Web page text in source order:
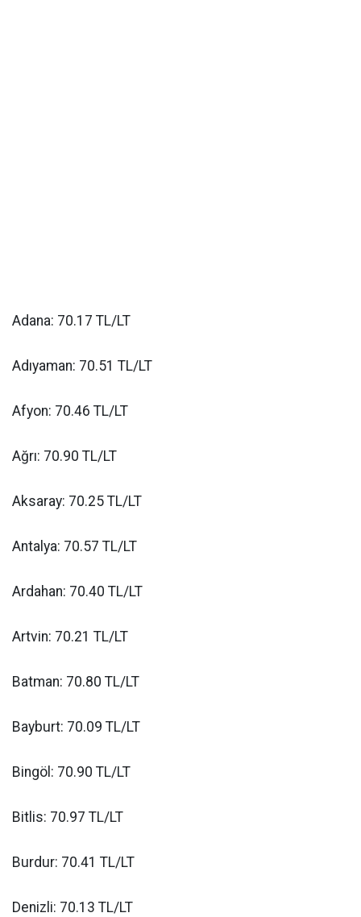
Adana: 70.17 TL/LT
Adıyaman: 70.51 TL/LT
Afyon: 70.46 TL/LT
Ağrı: 70.90 TL/LT
Aksaray: 70.25 TL/LT
Antalya: 70.57 TL/LT
Ardahan: 70.40 TL/LT
Artvin: 70.21 TL/LT
Batman: 70.80 TL/LT
Bayburt: 70.09 TL/LT
Bingöl: 70.90 TL/LT
Bitlis: 70.97 TL/LT
Burdur: 70.41 TL/LT
Denizli: 70.13 TL/LT